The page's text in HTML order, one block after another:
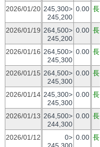
2026/01/20 245,300>
245,200
0.00 長
2026/01/19 264,500>
245,200
0.00 長
2026/01/16 264,500>
245,300
0.00 長
2026/01/15 264,500>
245,300
0.00 長
2026/01/14 245,300>
245,300
0.00 長
2026/01/13 264,500>
244,300
0.00 長
2026/01/12
0> 0.00 長